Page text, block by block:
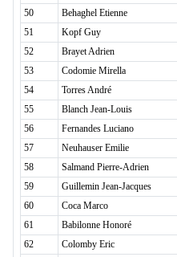
50
Behaghel Etienne
51
Kopf Guy
52
Brayet Adrien
53
Codomie Mirella
54
Torres André
55
Blanch Jean-Louis
56
Fernandes Luciano
57
Neuhauser Emilie
58
Salmand Pierre-Adrien
59
Guillemin Jean-Jacques
60
Coca Marco
61
Babilonne Honoré
62
Colomby Eric